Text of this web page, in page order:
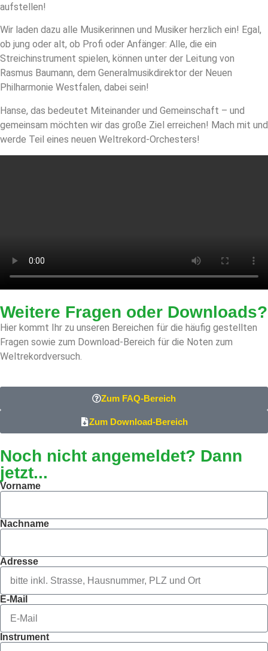
aufstellen!
Wir laden dazu alle Musikerinnen und Musiker herzlich ein! Egal,
ob jung oder alt, ob Profi oder Anfänger: Alle, die ein
Streichinstrument spielen, können unter der Leitung von
Rasmus Baumann, dem Generalmusikdirektor der Neuen
Philharmonie Westfalen, dabei sein!
Hanse, das bedeutet Miteinander und Gemeinschaft – und
gemeinsam möchten wir das große Ziel erreichen! Mach mit und
werde Teil eines neuen Weltrekord-Orchesters!
Weitere Fragen oder Downloads?
Hier kommt Ihr zu unseren Bereichen für die häufig gestellten
Fragen sowie zum Download-Bereich für die Noten zum
Weltrekordversuch.
Zum FAQ-Bereich
Zum Download-Bereich
Noch nicht angemeldet? Dann
jetzt...
Vorname
Nachname
Adresse
E-Mail
Instrument